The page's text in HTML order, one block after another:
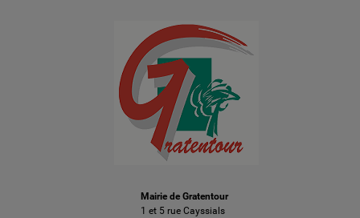
Mairie de Gratentour
1 et 5 rue Cayssials